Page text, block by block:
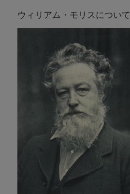
ウィリアム・モリスについて